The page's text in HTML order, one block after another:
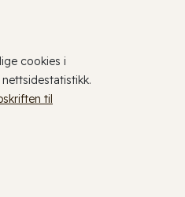
cookies i
til